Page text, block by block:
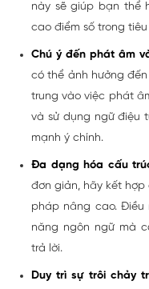
này sẽ giúp bạn thể
cao điểm số trong
Chú ý đến phát âm
có thể ảnh hưởng
trung vào việc phát
và sử dụng ngữ điệu
mạnh ý chính.
Đa dạng hóa cấu
đơn giản, hãy kết
pháp nâng cao. Điều
năng ngôn ngữ mà
trả lời.
Duy trì sự trôi chảy